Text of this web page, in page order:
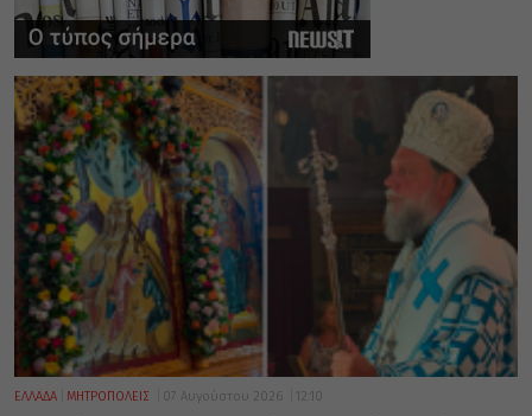
ΕΛΛΑΔΑ ΜΗΤΡΟΠΟΛΕΙΣ 07 Αυγούστου 2026 12:10